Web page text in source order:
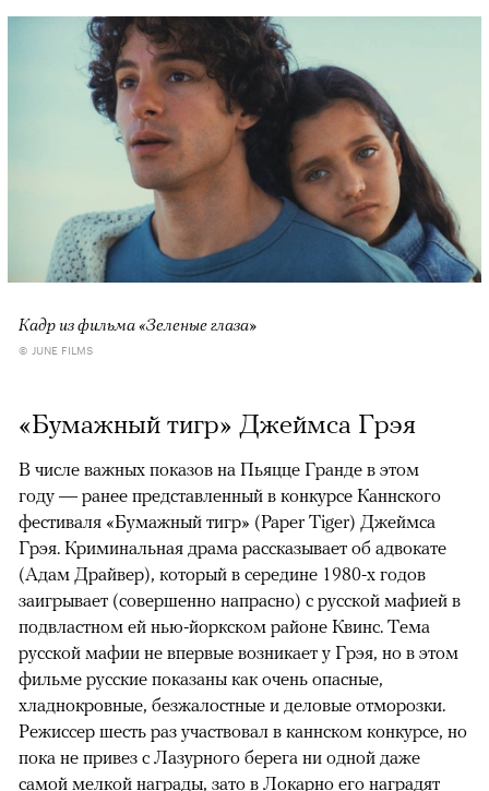
Кадр из фильма «Зеленые глаза»
© JUNE FILMS
«Бумажный тигр» Джеймса Грэя
В числе важных показов на Пьяцце Гранде в этом
году — ранее представленный в конкурсе Каннского
фестиваля «Бумажный тигр» (Paper Tiger) Джеймса
Грэя. Криминальная драма рассказывает об адвокате
(Адам Драйвер), который в середине 1980-х годов
заигрывает (совершенно напрасно) с русской мафией в
подвластном ей нью-йоркском районе Квинс. Тема
русской мафии не впервые возникает у Грэя, но в этом
фильме русские показаны как очень опасные,
хладнокровные, безжалостные и деловые отморозки.
Режиссер шесть раз участвовал в каннском конкурсе, но
пока не привез с Лазурного берега ни одной даже
самой мелкой награды, зато в Локарно его наградят